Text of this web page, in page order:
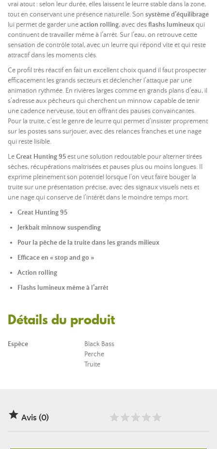
vrai atout : selon leur durée, elles laissent le leurre stable dans la zone,
tout en conservant une présence naturelle. Son système d’équilibrage
lui permet de garder uneaction rolling, avec desflashs lumineuxqui
continuent de travailler même à l’arrêt. Sur l’eau, on retrouve cette
sensation de contrôle total, avec un leurre qui répond vite et qui reste
attractif dans les moments clés.
Ce profil très réactif en fait un excellent choix quand il faut prospecter
efficacement les grands secteurs et déclencher l’attaque par une
animation rythmée. En rivières larges comme en grands plans d’eau, il
s’adresse aux pêcheurs qui cherchent un minnow capable de tenir
une cadence nerveuse, tout en offrant des pauses convaincantes.
Pour la truite, c’est le genre de leurre qui permet d’insister proprement
sur les postes sans surjouer, avec des relances franches et une nage
qui reste lisible.
LeGreat Hunting 95est une solution redoutable pour alterner tirées
sèches, récupérations maîtrisées et pauses plus ou moins longues. Il
exprime pleinement son potentiel lorsque l’on veut faire bouger la
truite sur une présentation précise, avec des signaux visuels nets et
une nage qui conserve de l’intérêt dans le moindre temps mort.
Great Hunting 95
Jerkbait minnow suspending
Pour la pêche de la truite dans les grands milieux
Efficace en « stop and go »
Action rolling
Flashs lumineux même à l’arrêt
Détails du produit
Espèce
Black Bass
Perche
Truite
 Avis (0)